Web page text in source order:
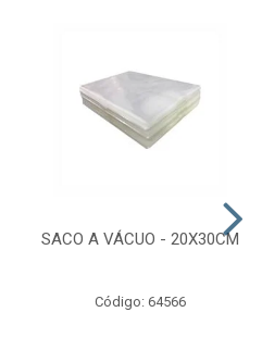
SACO A VÁCUO - 20X30CM
Código: 64566